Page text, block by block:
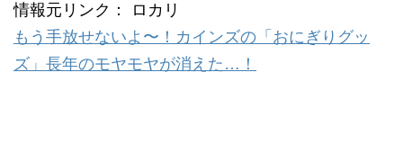
情報元リンク： ロカリ
もう手放せないよ〜！カインズの「おにぎりグッ
ズ」長年のモヤモヤが消えた…！